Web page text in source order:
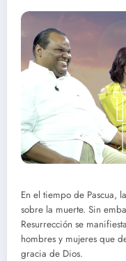
En el tiempo de Pascua,
sobre la muerte. Sin
Resurrección se
hombres y mujeres que
gracia de Dios.